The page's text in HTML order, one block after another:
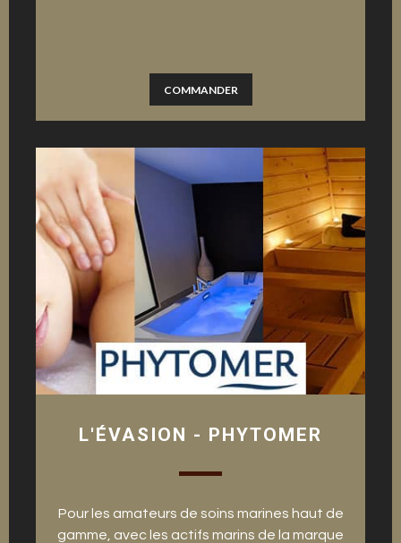
COMMANDER
L'ÉVASION - PHYTOMER
Pour les amateurs de soins marines haut de
gamme, avec les actifs marins de la marque